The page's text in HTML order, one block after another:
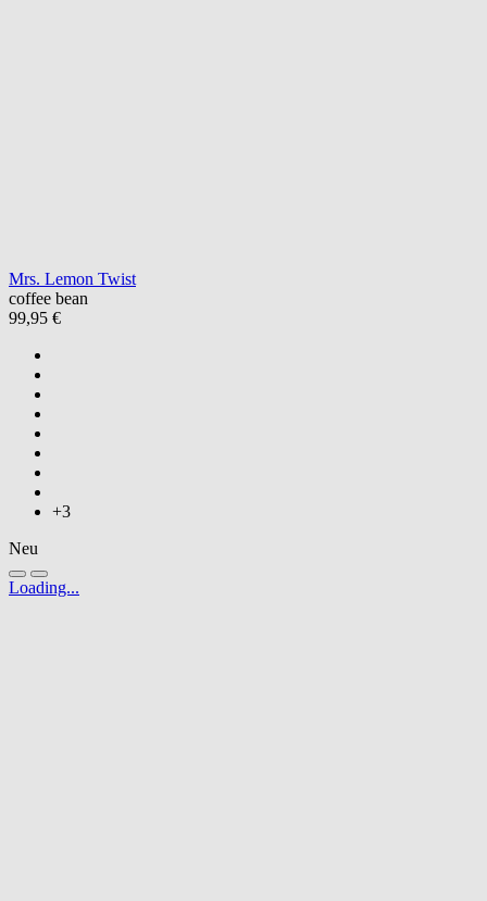
Mrs. Lemon Twist
coffee bean
99,95 €
+3
Neu
Loading...